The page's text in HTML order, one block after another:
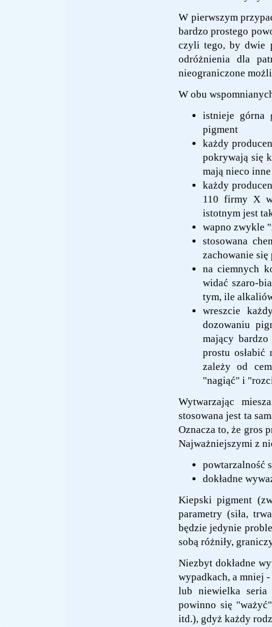
W pierwszym
bardzo prostego
czyli tego, by dwie
odróżnienia dla
nieograniczone
W obu
istnieje górna
pigment
każdy
pokrywają się
mają nieco
każdy
110 firmy X
istotnym jest
wapno zwykle
stosowana
zachowanie się
na ciemnych
widać szaro-
tym, ile
wreszcie
dozowaniu
mający
prostu
zależy od
"nagiąć" i
Wytwarzając
stosowana jest ta
Oznacza to, że gros
Najważniejszymi z
powtarzalność
dokładne
Kiepski pigment
parametry (siła,
będzie jedynie
sobą różniły,
Niezbyt dokładne
wypadkach, a mniej
lub niewielka seria
powinno się
itd.), gdyż każdy